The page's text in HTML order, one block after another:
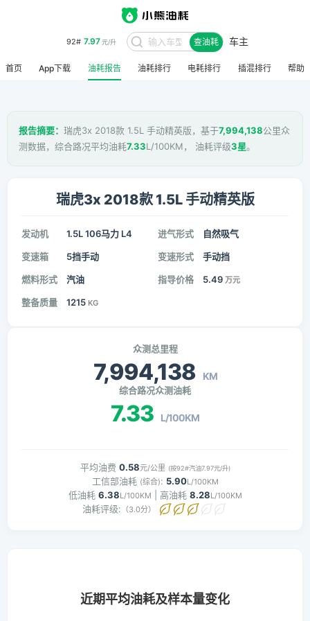
92# 7.97元/升 查油耗 车主
首页 App下载 油耗报告 油耗排行 电耗排行 插混排行 帮助
报告摘要： 瑞虎3x 2018款 1.5L 手动精英版，基于7,994,138公里众
测数据，综合路况平均油耗7.33L/100KM， 油耗评级3星。
瑞虎3x 2018款 1.5L 手动精英版
发动机 1.5L 106马力 L4 进气形式 自然吸气
变速箱 5挡手动 变速形式 手动挡
燃料形式 汽油 指导价格 5.49 万元
整备质量 1215 KG
众测总里程
7,994,138 KM
综合路况众测油耗
7.33 L/100KM
平均油费 0.58元/公里 (按92#汽油7.97元/升)
工信部油耗 (综合): 5.90L/100KM
低油耗 6.38L/100KM | 高油耗 8.28L/100KM
油耗评级: （3.0分）